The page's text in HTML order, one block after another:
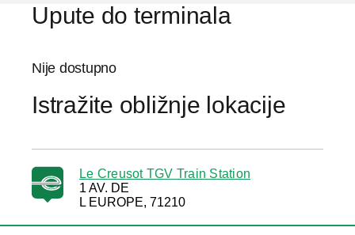
Upute do terminala
Nije dostupno
Istražite obližnje lokacije
Le Creusot TGV Train Station
1 AV. DE
L EUROPE, 71210